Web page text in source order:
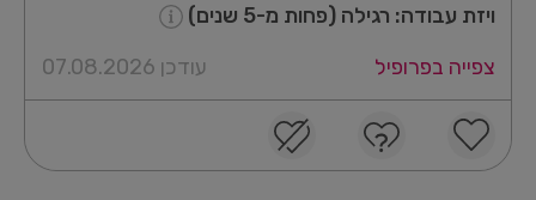
ויזת עבודה: רגילה (פחות מ-5 שנים)
צפייה בפרופיל
עודכן 07.08.2026